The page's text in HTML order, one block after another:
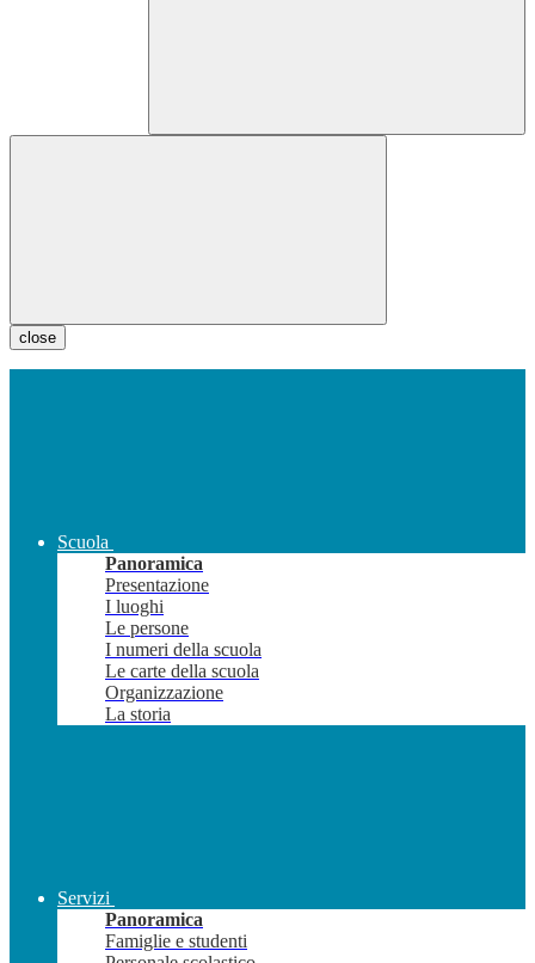
close
Scuola
Panoramica
Presentazione
I luoghi
Le persone
I numeri della scuola
Le carte della scuola
Organizzazione
La storia
Servizi
Panoramica
Famiglie e studenti